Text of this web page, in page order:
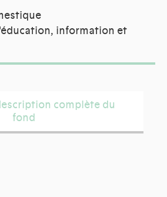
information et
complète du
fond